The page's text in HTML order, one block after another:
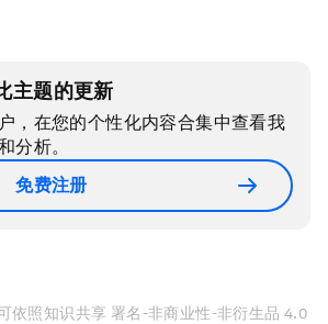
主题的更新
，在您的个性化内容合集中查看我
分析。
免费注册
依照知识共享 署名-非商业性-非衍生品 4.0